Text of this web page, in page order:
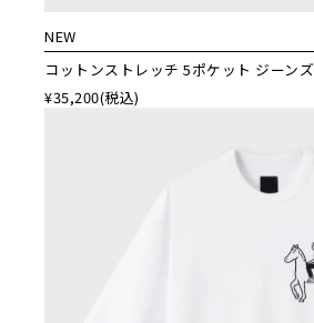
NEW
コットンストレッチ 5ポケット ジーンズ
¥35,200(税込)